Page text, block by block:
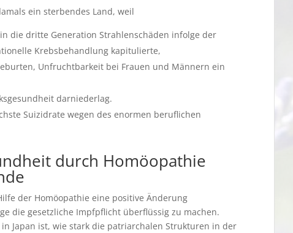
ein sterbendes Land, weil
die dritte Generation Strahlenschäden infolge der
Krebsbehandlung kapitulierte,
Unfruchtbarkeit bei Frauen und Männern ein
darniederlag.
Suizidrate wegen des enormen beruflichen
durch Homöopathie
der Homöopathie eine positive Änderung
die gesetzliche Impfpflicht überflüssig zu machen.
Japan ist, wie stark die patriarchalen Strukturen in der